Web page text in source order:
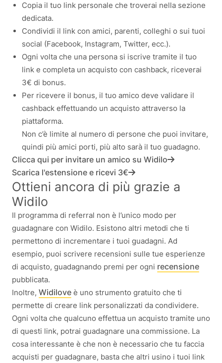
Copia il tuo link personale che troverai nella sezione
dedicata.
Condividi il link con amici, parenti, colleghi o sui tuoi
social (Facebook, Instagram, Twitter, ecc.).
Ogni volta che una persona si iscrive tramite il tuo
link e completa un acquisto con cashback, riceverai
3€ di bonus.
Per ricevere il bonus, il tuo amico deve validare il
cashback effettuando un acquisto attraverso la
piattaforma.
Non c’è limite al numero di persone che puoi invitare,
quindi più amici porti, più alto sarà il tuo guadagno.
Clicca qui per invitare un amico su Widilo
Scarica l'estensione e ricevi 3€
Ottieni ancora di più grazie a
Widilo
Il programma di referral non è l’unico modo per
guadagnare con Widilo. Esistono altri metodi che ti
permettono di incrementare i tuoi guadagni. Ad
esempio, puoi scrivere recensioni sulle tue esperienze
di acquisto, guadagnando premi per ogni recensione
pubblicata.
Inoltre, Widilove è uno strumento gratuito che ti
permette di creare link personalizzati da condividere.
Ogni volta che qualcuno effettua un acquisto tramite uno
di questi link, potrai guadagnare una commissione. La
cosa interessante è che non è necessario che tu faccia
acquisti per guadagnare, basta che altri usino i tuoi link